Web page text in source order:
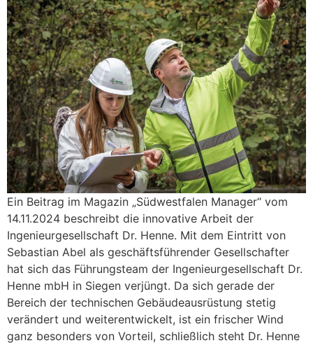
Ein Beitrag im Magazin „Südwestfalen Manager“ vom
14.11.2024 beschreibt die innovative Arbeit der
Ingenieurgesellschaft Dr. Henne. Mit dem Eintritt von
Sebastian Abel als geschäftsführender Gesellschafter
hat sich das Führungsteam der Ingenieurgesellschaft Dr.
Henne mbH in Siegen verjüngt. Da sich gerade der
Bereich der technischen Gebäudeausrüstung stetig
verändert und weiterentwickelt, ist ein frischer Wind
ganz besonders von Vorteil, schließlich steht Dr. Henne